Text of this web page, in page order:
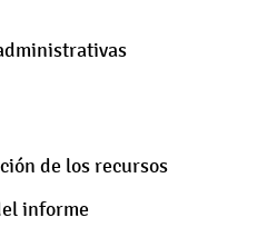
de los recursos
informe